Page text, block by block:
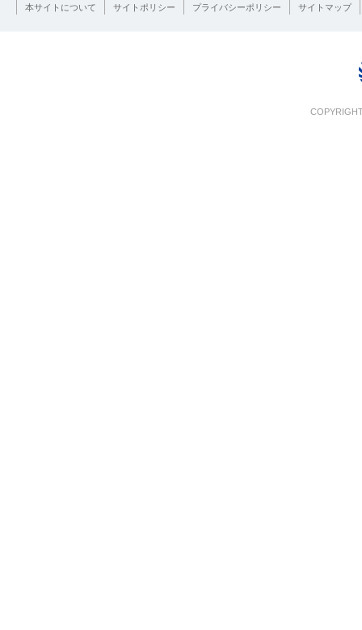
本サイトについて サイトポリシー プライバシーポリシー サイトマップ